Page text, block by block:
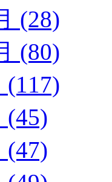
(28)
(80)
(117)
(45)
(47)